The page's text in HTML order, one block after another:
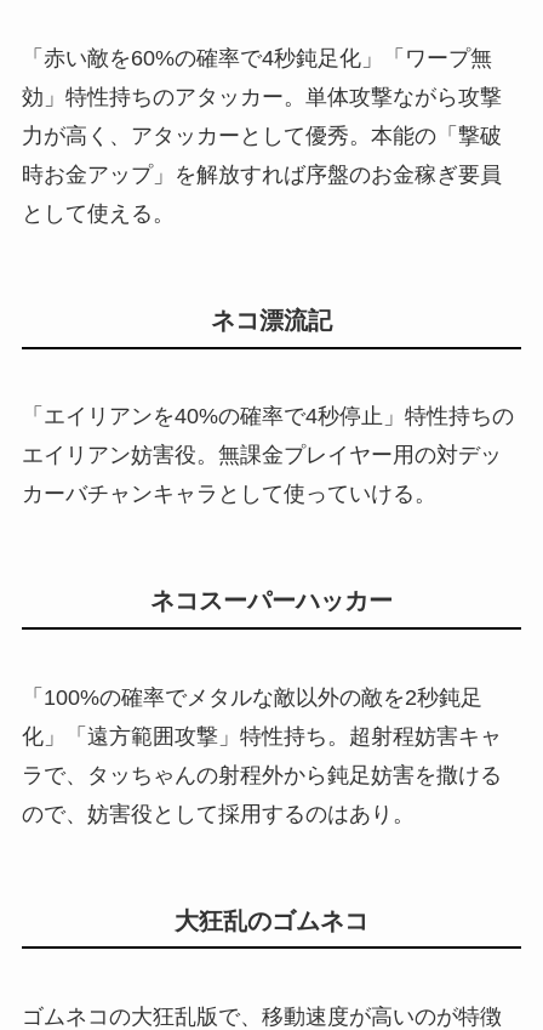
「赤い敵を60%の確率で4秒鈍足化」「ワープ無
効」特性持ちのアタッカー。単体攻撃ながら攻撃
力が高く、アタッカーとして優秀。本能の「撃破
時お金アップ」を解放すれば序盤のお金稼ぎ要員
として使える。
ネコ漂流記
「エイリアンを40%の確率で4秒停止」特性持ちの
エイリアン妨害役。無課金プレイヤー用の対デッ
カーバチャンキャラとして使っていける。
ネコスーパーハッカー
「100%の確率でメタルな敵以外の敵を2秒鈍足
化」「遠方範囲攻撃」特性持ち。超射程妨害キャ
ラで、タッちゃんの射程外から鈍足妨害を撒ける
ので、妨害役として採用するのはあり。
大狂乱のゴムネコ
ゴムネコの大狂乱版で、移動速度が高いのが特徴